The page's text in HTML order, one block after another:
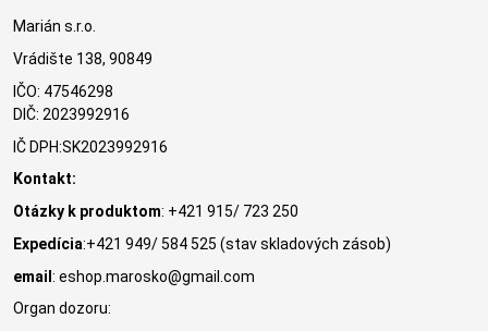
Marián s.r.o.
Vrádište 138, 90849
IČO: 47546298
DIČ: 2023992916
IČ DPH:SK2023992916
Kontakt:
Otázky k produktom: +421 915/ 723 250
Expedícia:+421 949/ 584 525 (stav skladových zásob)
email : eshop.marosko@gmail.com
Organ dozoru: